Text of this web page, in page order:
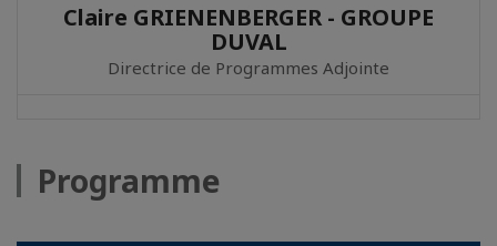
Claire GRIENENBERGER - GROUPE
DUVAL
Directrice de Programmes Adjointe
Programme